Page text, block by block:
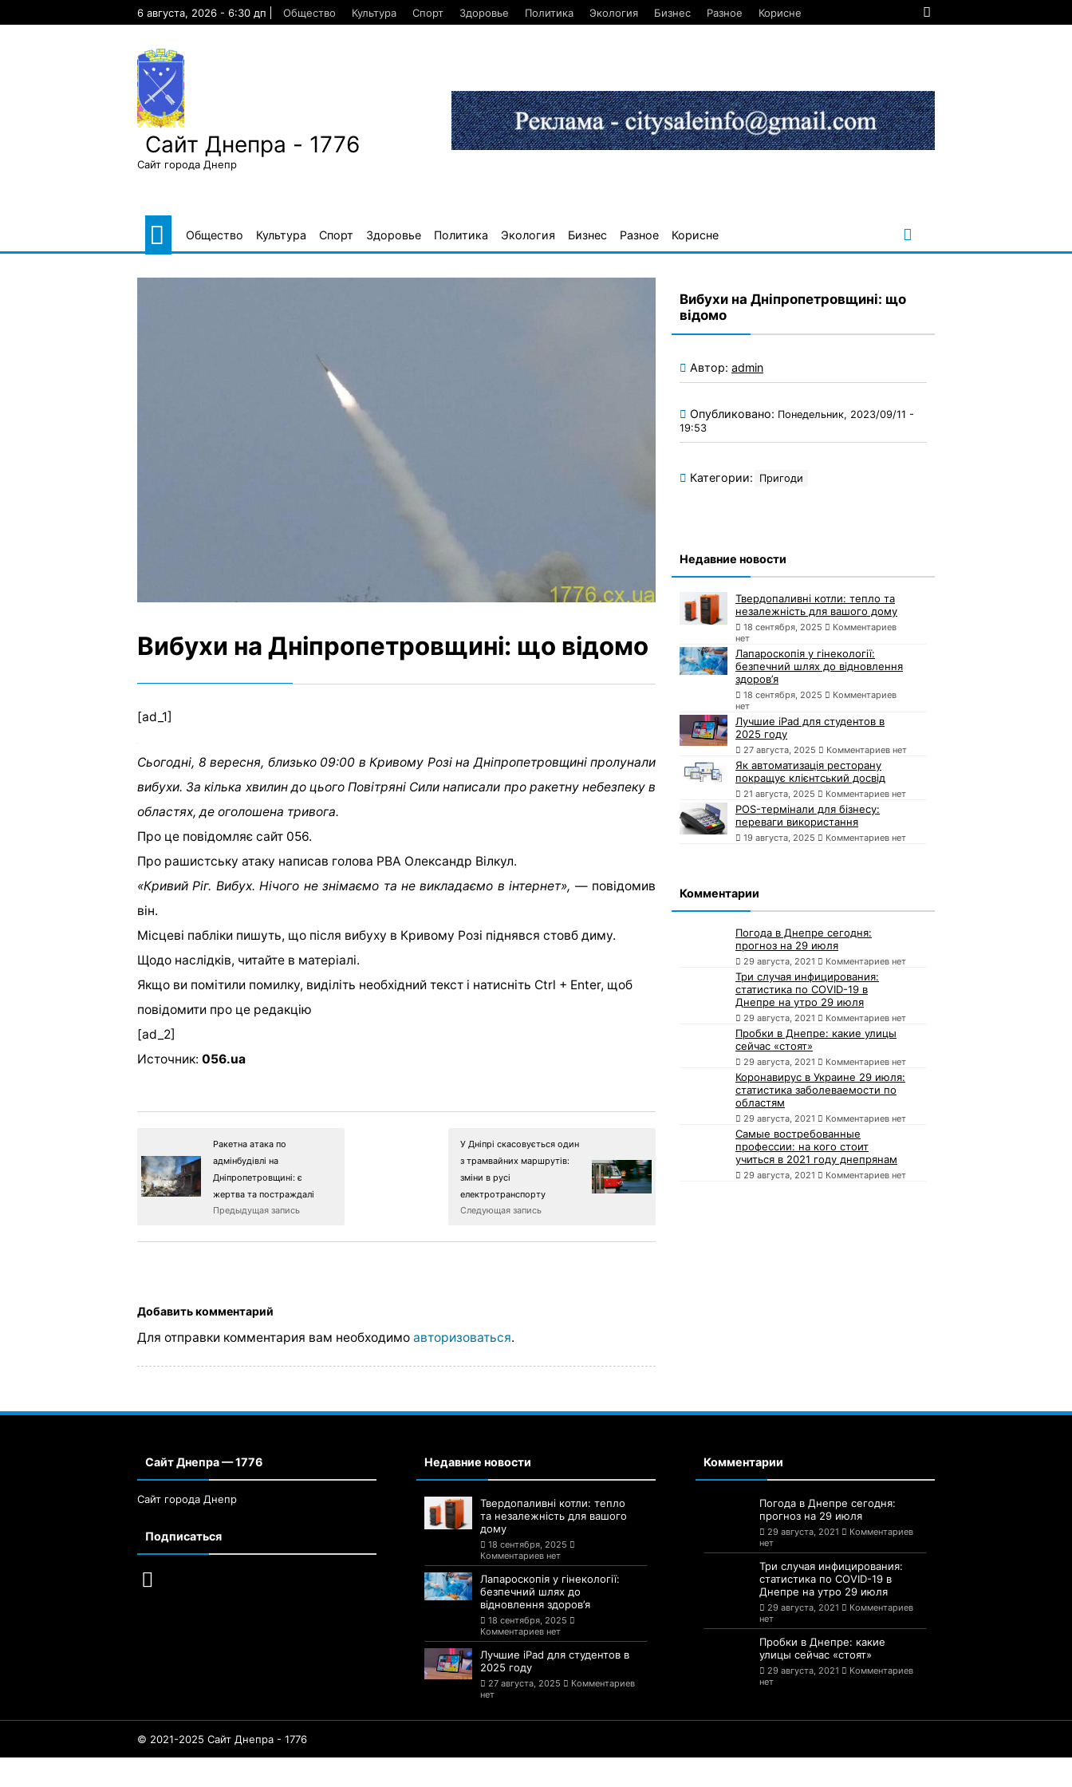
6 августа, 2026 - 6:30 дп Общество Культура Спорт Здоровье Политика Экология Бизнес Разное Корисне
Сайт Днепра - 1776
Сайт города Днепр
Общество Культура Спорт Здоровье Политика Экология Бизнес Разное Корисне
Вибухи на Дніпропетровщині: що відомо
[ad_1]
Сьогодні, 8 вересня, близько 09:00 в Кривому Розі на Дніпропетровщині пролунали
вибухи. За кілька хвилин до цього Повітряні Сили написали про ракетну небезпеку в
областях, де оголошена тривога.
Про це повідомляє сайт 056.
Про рашистську атаку написав голова РВА Олександр Вілкул.
«Кривий Ріг. Вибух. Нічого не знімаємо та не викладаємо в інтернет», — повідомив
він.
Місцеві пабліки пишуть, що після вибуху в Кривому Розі піднявся стовб диму.
Щодо наслідків, читайте в матеріалі.
Якщо ви помітили помилку, виділіть необхідний текст і натисніть Ctrl + Enter, щоб
повідомити про це редакцію
[ad_2]
Источник: 056.ua
Ракетна атака по
адмінбудівлі на
Дніпропетровщині: є
жертва та постраждалі
Предыдущая запись
У Дніпрі скасовується один
з трамвайних маршрутів:
зміни в русі
електротранспорту
Следующая запись
Добавить комментарий
Для отправки комментария вам необходимо авторизоваться.
Вибухи на Дніпропетровщині: що
відомо
Автор: admin
Опубликовано: Понедельник, 2023/09/11 -
19:53
Категории: Пригоди
Недавние новости
Твердопаливні котли: тепло та
незалежність для вашого дому
18 сентября, 2025
Комментариев
нет
Лапароскопія у гінекології:
безпечний шлях до відновлення
здоров’я
18 сентября, 2025
Комментариев
нет
Лучшие iPad для студентов в
2025 году
27 августа, 2025 Комментариев нет
Як автоматизація ресторану
покращує клієнтський досвід
21 августа, 2025 Комментариев нет
POS-термінали для бізнесу:
переваги використання
19 августа, 2025 Комментариев нет
Комментарии
Погода в Днепре сегодня:
прогноз на 29 июля
29 августа, 2021 Комментариев нет
Три случая инфицирования:
статистика по COVID-19 в
Днепре на утро 29 июля
29 августа, 2021 Комментариев нет
Пробки в Днепре: какие улицы
сейчас «стоят»
29 августа, 2021 Комментариев нет
Коронавирус в Украине 29 июля:
статистика заболеваемости по
областям
29 августа, 2021 Комментариев нет
Самые востребованные
профессии: на кого стоит
учиться в 2021 году днепрянам
29 августа, 2021 Комментариев нет
Сайт Днепра — 1776
Сайт города Днепр
Подписаться
Недавние новости
Твердопаливні котли: тепло
та незалежність для вашого
дому
18 сентября, 2025
Комментариев нет
Лапароскопія у гінекології:
безпечний шлях до
відновлення здоров’я
18 сентября, 2025
Комментариев нет
Лучшие iPad для студентов в
2025 году
27 августа, 2025
Комментариев
нет
Комментарии
Погода в Днепре сегодня:
прогноз на 29 июля
29 августа, 2021
Комментариев
нет
Три случая инфицирования:
статистика по COVID-19 в
Днепре на утро 29 июля
29 августа, 2021
Комментариев
нет
Пробки в Днепре: какие
улицы сейчас «стоят»
29 августа, 2021
Комментариев
нет
© 2021-2025 Сайт Днепра - 1776